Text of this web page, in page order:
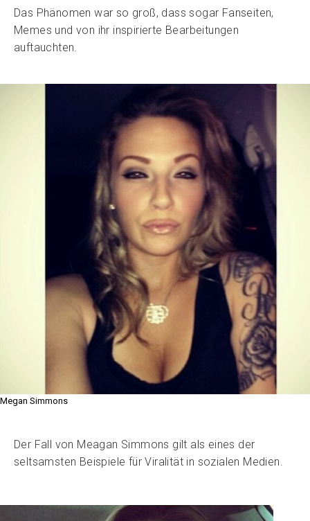
Das Phänomen war so groß, dass sogar Fanseiten,
Memes und von ihr inspirierte Bearbeitungen
auftauchten.
Megan Simmons
Der Fall von Meagan Simmons gilt als eines der
seltsamsten Beispiele für Viralität in sozialen Medien.